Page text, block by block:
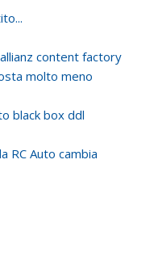
allianz content factory
molto meno
black box ddl
RC Auto cambia